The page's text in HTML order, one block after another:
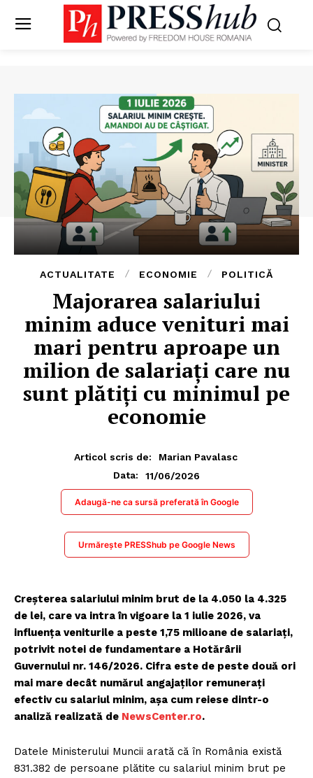
ACTUALITATE ECONOMIE POLITICĂ
Majorarea salariului
minim aduce venituri mai
mari pentru aproape un
milion de salariați care nu
sunt plătiți cu minimul pe
economie
Articol scris de:
Marian Pavalasc
Data:
11/06/2026
Adaugă-ne ca sursă preferată în Google
Urmărește PRESShub pe Google News
Creșterea salariului minim brut de la 4.050 la 4.325
de lei, care va intra în vigoare la 1 iulie 2026, va
influența veniturile a peste 1,75 milioane de salariați,
potrivit notei de fundamentare a Hotărârii
Guvernului nr. 146/2026. Cifra este de peste două ori
mai mare decât numărul angajaților remunerați
efectiv cu salariul minim, așa cum reiese dintr-o
analiză realizată de NewsCenter.ro.
Datele Ministerului Muncii arată că în România există
831.382 de persoane plătite cu salariul minim brut pe